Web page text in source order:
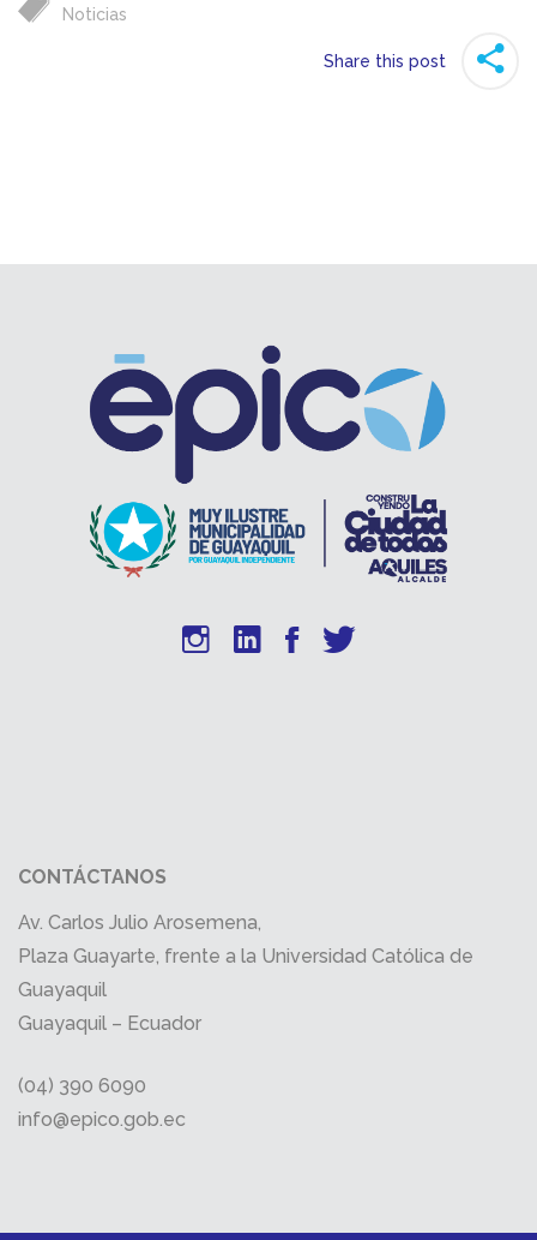
Noticias
Share this post
CONTÁCTANOS
Av. Carlos Julio Arosemena,
Plaza Guayarte, frente a la Universidad Católica de
Guayaquil
Guayaquil – Ecuador
(04) 390 6090
info@epico.gob.ec